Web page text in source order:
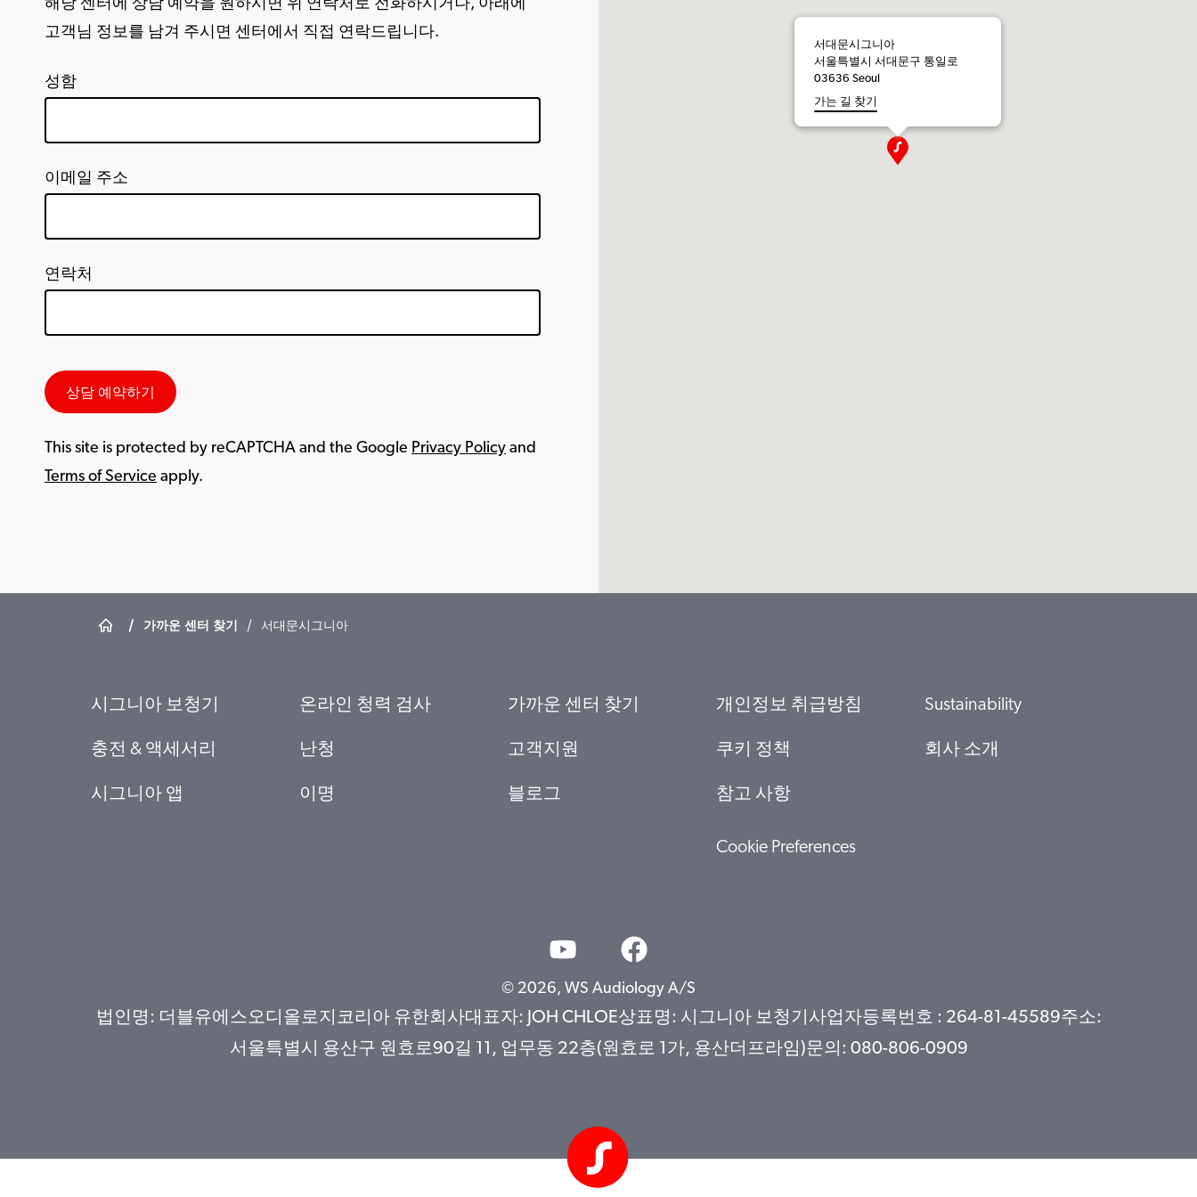
해당 센터에 상담 예약을 원하시면 위 연락처로 전화하시거나, 아래에
고객님 정보를 남겨 주시면 센터에서 직접 연락드립니다.
성함
이메일 주소
연락처
This site is protected by reCAPTCHA and the Google Privacy Policy and
Terms of Service apply.
서대문시그니아
서울특별시 서대문구 통일로
03636 Seoul
가는 길 찾기
/ 가까운 센터 찾기 / 서대문시그니아
시그니아 보청기
충전 & 액세서리
시그니아 앱
온라인 청력 검사
난청
이명
가까운 센터 찾기
고객지원
블로그
개인정보 취급방침
쿠키 정책
참고 사항
Cookie Preferences
Sustainability
회사 소개
© 2026, WS Audiology A/S
법인명: 더블유에스오디올로지코리아 유한회사대표자: JOH CHLOE상표명: 시그니아 보청기사업자등록번호 : 264-81-45589주소:
서울특별시 용산구 원효로90길 11, 업무동 22층(원효로 1가, 용산더프라임)문의: 080-806-0909